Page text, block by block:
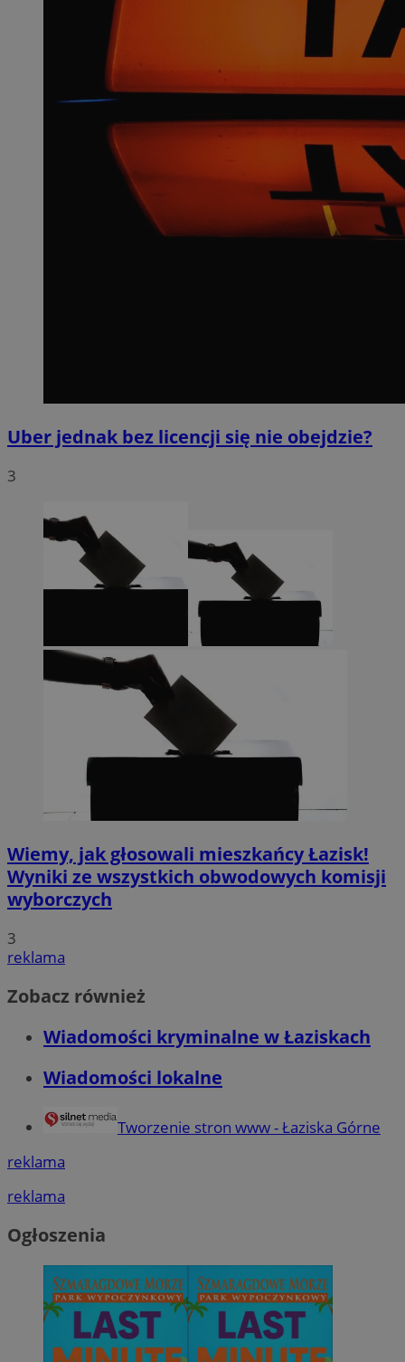
Uber jednak bez licencji się nie obejdzie?
3
Wiemy, jak głosowali mieszkańcy Łazisk!
Wyniki ze wszystkich obwodowych komisji
wyborczych
3
reklama
Zobacz również
Wiadomości kryminalne w Łaziskach
Wiadomości lokalne
Tworzenie stron www - Łaziska Górne
reklama
reklama
Ogłoszenia